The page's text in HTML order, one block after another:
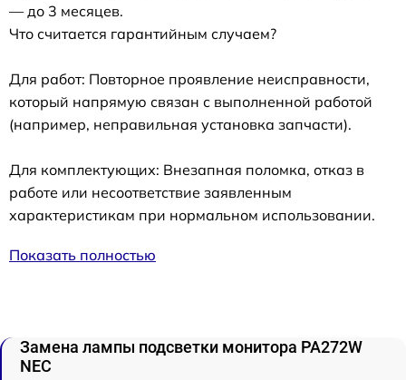
— до 3 месяцев.
Что считается гарантийным случаем?
Для работ: Повторное проявление неисправности,
который напрямую связан с выполненной работой
(например, неправильная установка запчасти).
Для комплектующих: Внезапная поломка, отказ в
работе или несоответствие заявленным
характеристикам при нормальном использовании.
Показать полностью
Замена лампы подсветки монитора PA272W
NEC